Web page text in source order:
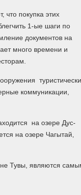
что покупка этих
1-ые шаги по
документов на
много времени и
коммуникации,
на озере Дус-
на озере Чагытай,
Тувы, являются